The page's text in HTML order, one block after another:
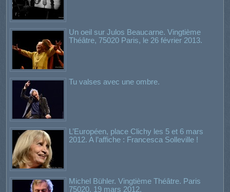
Un oeil sur Julos Beaucarne. Vingtième
Théâtre, 75020 Paris, le 26 février 2013.
Tu valses avec une ombre.
L’Européen, place Clichy les 5 et 6 mars
2012. A l’affiche : Francesca Solleville !
Michel Bühler. Vingtième Théâtre. Paris
75020. 19 mars 2012.